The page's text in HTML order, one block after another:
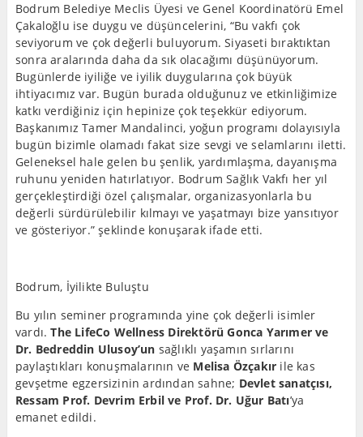
Bodrum Belediye Meclis Üyesi ve Genel Koordinatörü Emel
Çakaloğlu ise duygu ve düşüncelerini, “Bu vakfı çok
seviyorum ve çok değerli buluyorum. Siyaseti bıraktıktan
sonra aralarında daha da sık olacağımı düşünüyorum.
Bugünlerde iyiliğe ve iyilik duygularına çok büyük
ihtiyacımız var. Bugün burada olduğunuz ve etkinliğimize
katkı verdiğiniz için hepinize çok teşekkür ediyorum.
Başkanımız Tamer Mandalinci, yoğun programı dolayısıyla
bugün bizimle olamadı fakat size sevgi ve selamlarını iletti.
Geleneksel hale gelen bu şenlik, yardımlaşma, dayanışma
ruhunu yeniden hatırlatıyor. Bodrum Sağlık Vakfı her yıl
gerçekleştirdiği özel çalışmalar, organizasyonlarla bu
değerli sürdürülebilir kılmayı ve yaşatmayı bize yansıtıyor
ve gösteriyor.” şeklinde konuşarak ifade etti.
Bodrum, İyilikte Buluştu
Bu yılın seminer programında yine çok değerli isimler
vardı.The LifeCo Wellness Direktörü Gonca Yarımer ve
Dr. Bedreddin Ulusoy’un sağlıklı yaşamın sırlarını
paylaştıkları konuşmalarının ve Melisa Özçakır ile kas
gevşetme egzersizinin ardından sahne; Devlet sanatçısı,
Ressam Prof. Devrim Erbil ve Prof. Dr. Uğur Batı’ya
emanet edildi.